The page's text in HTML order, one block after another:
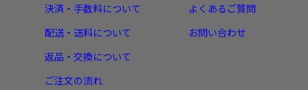
決済・手数料について
配送・送料について
返品・交換について
ご注文の流れ
よくあるご質問
お問い合わせ